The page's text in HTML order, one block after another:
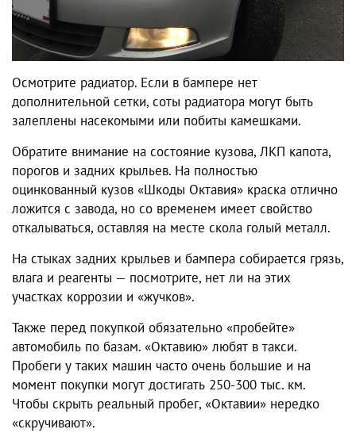
Осмотрите радиатор. Если в бампере нет
дополнительной сетки, соты радиатора могут быть
залеплены насекомыми или побиты камешками.
Обратите внимание на состояние кузова, ЛКП капота,
порогов и задних крыльев. На полностью
оцинкованный кузов «Шкоды Октавия» краска отлично
ложится с завода, но со временем имеет свойство
откалываться, оставляя на месте скола голый металл.
На стыках задних крыльев и бампера собирается грязь,
влага и реагенты — посмотрите, нет ли на этих
участках коррозии и «жучков».
Также перед покупкой обязательно «пробейте»
автомобиль по базам. «Октавию» любят в такси.
Пробеги у таких машин часто очень большие и на
момент покупки могут достигать 250-300 тыс. км.
Чтобы скрыть реальный пробег, «Октавии» нередко
«скручивают».